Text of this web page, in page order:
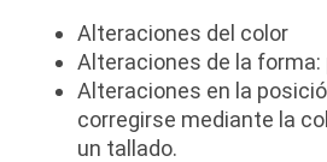
Alteraciones del color
Alteraciones de la
Alteraciones en la
corregirse mediante la
un tallado.